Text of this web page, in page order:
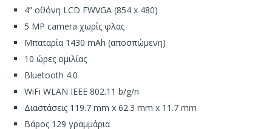
4” οθόνη LCD FWVGA (854 x 480)
5 MP camera χωρίς φλας
Μπαταρία 1430 mAh (αποσπώμενη)
10 ώρες ομιλίας
Bluetooth 4.0
WiFi WLAN IEEE 802.11 b/g/n
Διαστάσεις 119.7 mm x 62.3 mm x 11.7 mm
Βάρος 129 γραμμάρια